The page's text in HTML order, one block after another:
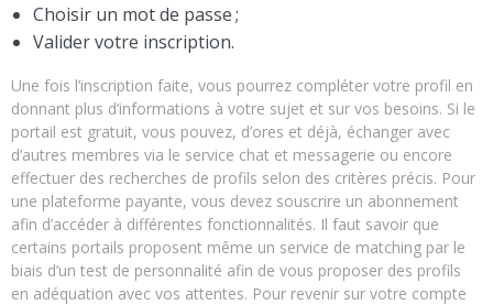
Choisir un mot de passe ;
Valider votre inscription.
Une fois l’inscription faite, vous pourrez compléter votre profil en
donnant plus d’informations à votre sujet et sur vos besoins. Si le
portail est gratuit, vous pouvez, d’ores et déjà, échanger avec
d’autres membres via le service chat et messagerie ou encore
effectuer des recherches de profils selon des critères précis. Pour
une plateforme payante, vous devez souscrire un abonnement
afin d’accéder à différentes fonctionnalités. Il faut savoir que
certains portails proposent même un service de matching par le
biais d’un test de personnalité afin de vous proposer des profils
en adéquation avec vos attentes. Pour revenir sur votre compte